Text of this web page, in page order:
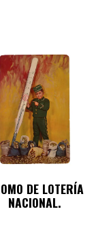
DE LOTERÍA
NACIONAL.